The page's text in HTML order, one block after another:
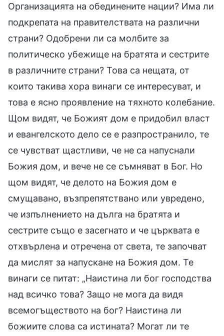
Организацията на обединените нации? Има ли
подкрепата на правителствата на различни
страни? Одобрени ли са молбите за
политическо убежище на братята и сестрите
в различните страни? Това са нещата, от
които такива хора винаги се интересуват, и
това е ясно проявление на тяхното колебание.
Щом видят, че Божият дом е придобил власт
и евангелското дело се е разпространило, те
се чувстват щастливи, че не са напуснали
Божия дом, и вече не се съмняват в Бог. Но
щом видят, че делото на Божия дом е
смущавано, възпрепятствано или увредено,
че изпълнението на дълга на братята и
сестрите също е засегнато и че църквата е
отхвърлена и отречена от света, те започват
да мислят за напускане на Божия дом. Те
винаги се питат: „Наистина ли бог господства
над всичко това? Защо не мога да видя
всемогъществото на бог? Наистина ли
божиите слова са истината? Могат ли те